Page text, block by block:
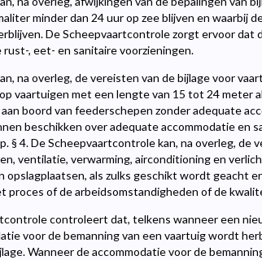
minder dan 24 uur op zee blijven en waarbij
De Scheepvaartcontrole zorgt ervoor dat
, eet- en sanitaire voorzieningen.
na overleg, de vereisten van de bijlage voor
vaartuigen met een lengte van 15 tot 24 meter
boord van feederschepen zonder adequate
beschikken over adequate accommodatie en
§ 4. De Scheepvaartcontrole kan, na overleg, de
ventilatie, verwarming, airconditioning en
als zulks geschikt wordt geacht
proces of de arbeidsomstandigheden of de
controleert dat, telkens wanneer een
voor de bemanning van een vaartuig wordt
Wanneer de accommodatie voor de